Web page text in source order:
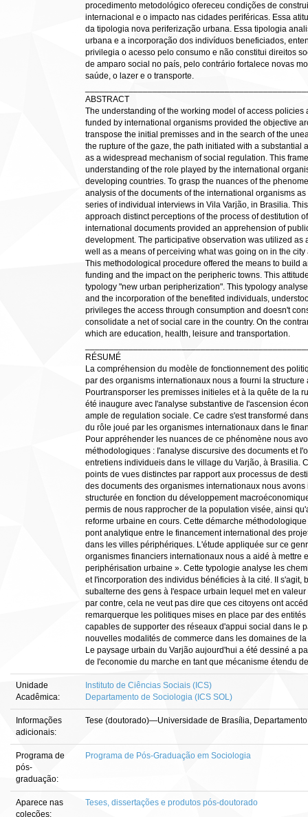
procedimento metodológico ofereceu condições de
internacional e o impacto nas cidades periféricas. Essa
da tipologia nova periferização urbana. Essa tipologia
urbana e a incorporação dos indivíduos beneficiados,
privilegia o acesso pelo consumo e não constitui direitos
de amparo social no país, pelo contrário fortalece novas
saúde, o lazer e o transporte.
ABSTRACT
The understanding of the working model of access
funded by international organisms provided the objective
transpose the initial premisses and in the search of the
the rupture of the gaze, the path initiated with a substantial
as a widespread mechanism of social regulation. This
understanding of the role played by the international
developing countries. To grasp the nuances of the
analysis of the documents of the international organisms
series of individual interviews in Vila Varjão, in Brasilia.
approach distinct perceptions of the process of destitution
international documents provided an apprehension of
development. The participative observation was utilized
well as a means of perceiving what was going on in the
This methodological procedure offered the means to build
funding and the impact on the peripheric towns. This
typology "new urban peripherization". This typology
and the incorporation of the benefited individuals,
privileges the access through consumption and doesn't
consolidate a net of social care in the country. On the
which are education, health, leisure and transportation.
RÉSUMÉ
La compréhension du modèle de fonctionnement des
par des organisms internationaux nous a fourni la
Pourtransporser les premisses initieles et à la quête de la
été inaugure avec I'analyse substantive de I'ascension
ample de regulation sociale. Ce cadre s'est transformé
du rôle joué par les organismes internationaux dans le
Pour appréhender les nuances de ce phénomène nous
méthodologiques : I'analyse discursive des documents et
entretiens individueis dans le village du Varjão, à Brasilia.
points de vues distinctes par rapport aux processus de
des documents des organismes internationaux nous
structurée en fonction du développement
permis de nous rapprocher de la population visée, ainsi
reforme urbaine en cours. Cette démarche
pont analytique entre le financement international des
dans les villes périphériques. L'étude appliquée sur ce
organismes financiers internationaux nous a aidé à mettre
periphérisation urbaine ». Cette typologie analyse les
et I'incorporation des individus bénéficies à la cité. II
subalterne des gens à I'espace urbain lequel met en
par contre, cela ne veut pas dire que ces citoyens ont
remarquerque les politiques mises en place par des
capables de supporter des réseaux d'appui social dans le
nouvelles modalités de commerce dans les domaines de
Le paysage urbain du Varjão aujourd'hui a été dessiné a
de I'economie du marche en tant que mécanisme étendu
Unidade
Acadêmica:
Instituto de Ciências Sociais (ICS)
Departamento de Sociologia (ICS SOL)
Informações
adicionais:
Tese (doutorado)—Universidade de Brasília,
Programa de
pós-
graduação:
Programa de Pós-Graduação em Sociologia
Aparece nas
coleções:
Teses, dissertações e produtos pós-doutorado